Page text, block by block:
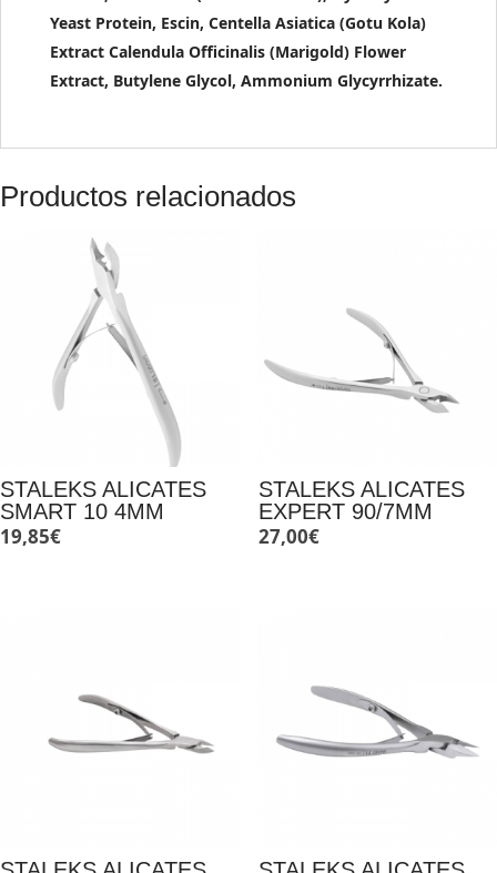
Yeast Protein, Escin, Centella Asiatica (Gotu Kola)
Extract Calendula Officinalis (Marigold) Flower
Extract, Butylene Glycol, Ammonium Glycyrrhizate.
Productos relacionados
STALEKS ALICATES
SMART 10 4MM
19,85€
STALEKS ALICATES
EXPERT 90/7MM
27,00€